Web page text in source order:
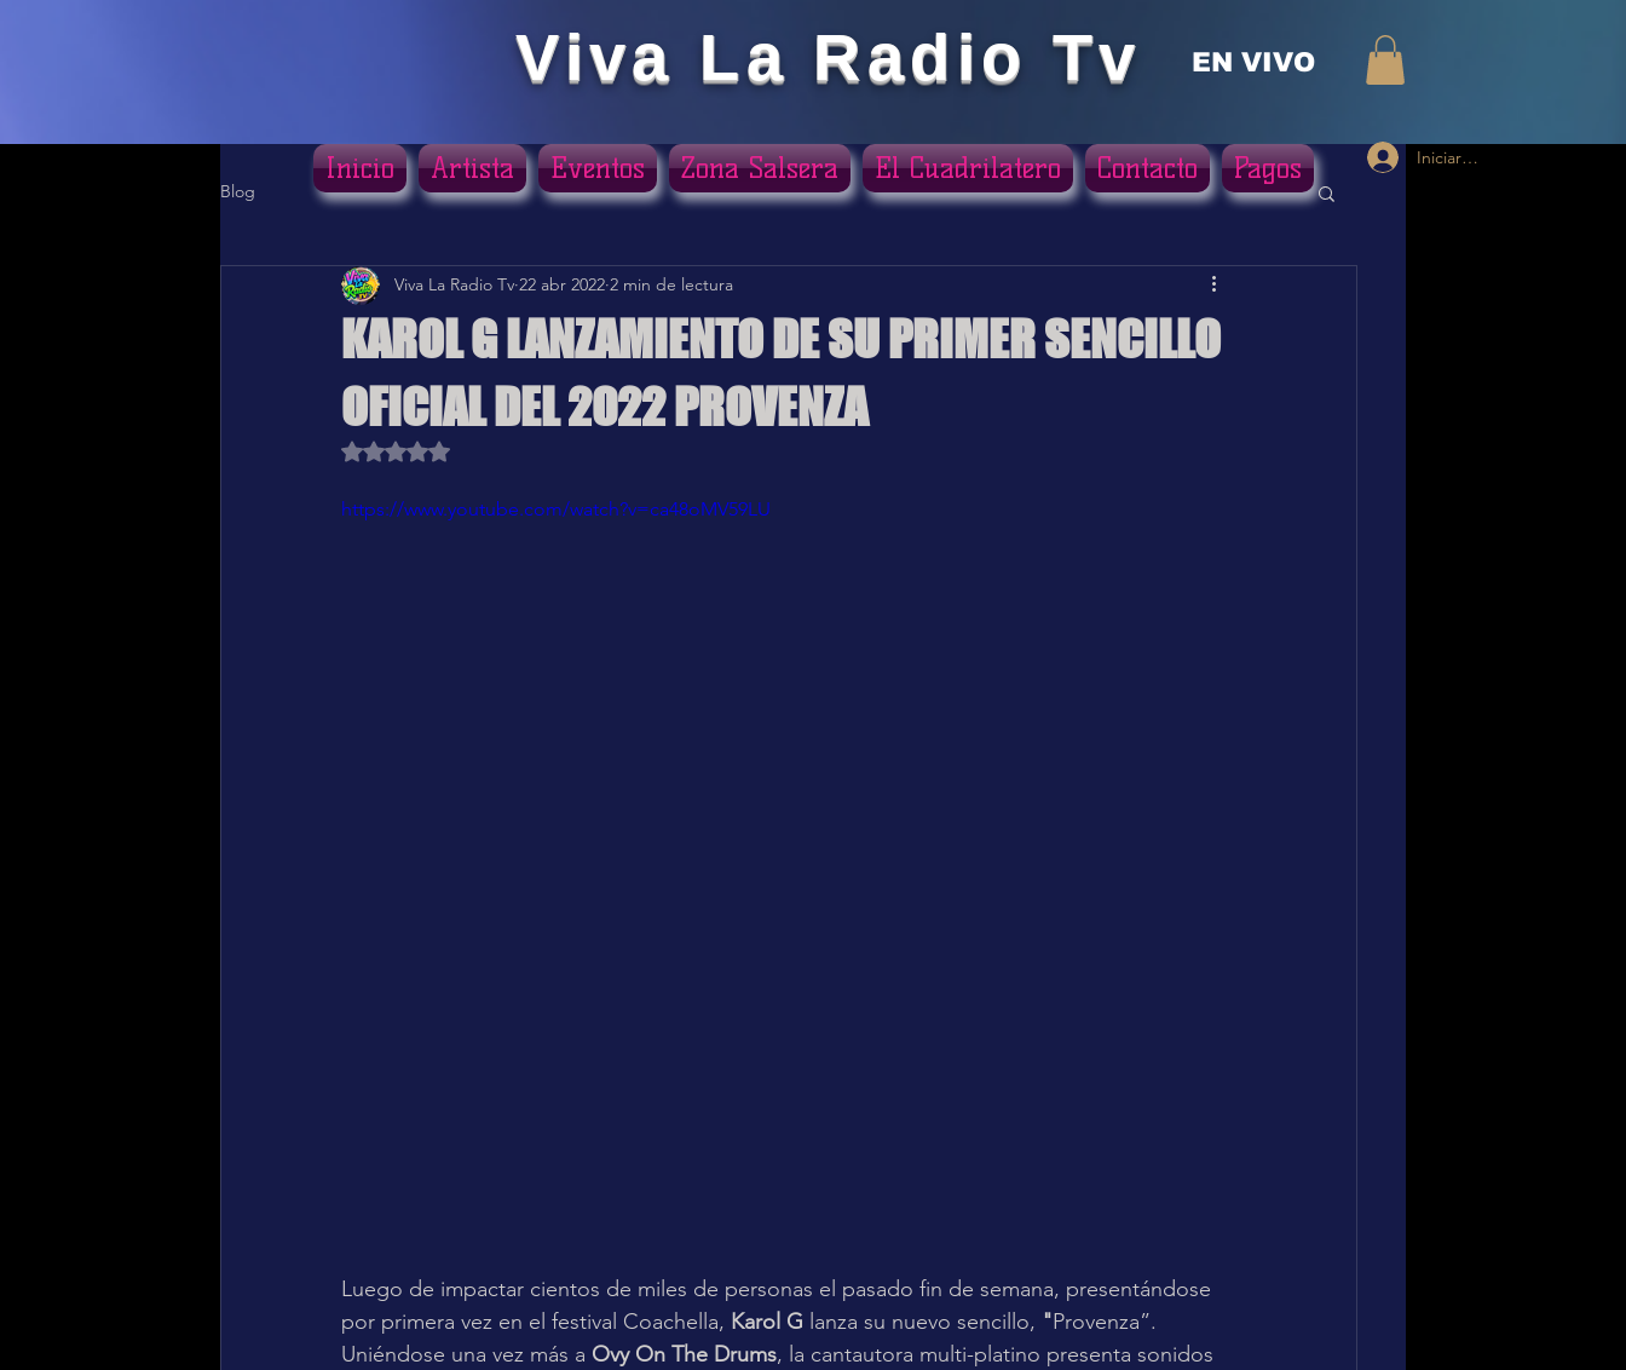
Viva La Radio Tv EN VIVO
Iniciar sesión
Blog
KAROL G LANZAMIENTO DE SU PRIMER SENCILLO
OFICIAL DEL 2022 PROVENZA
Viva La Radio Tv 22 abr 2022 2 min de lectura
Obtuvo NaN de 5 estrellas.
https://www.youtube.com/watch?v=ca48oMV59LU
Luego de impactar cientos de miles de personas el pasado fin de semana, presentándose
por primera vez en el festival Coachella, Karol G lanza su nuevo sencillo, "Provenza”.
Uniéndose una vez más a Ovy On The Drums, la cantautora multi-platino presenta sonidos
Inicio Artista Eventos Zona Salsera El Cuadrilatero Contacto Pagos